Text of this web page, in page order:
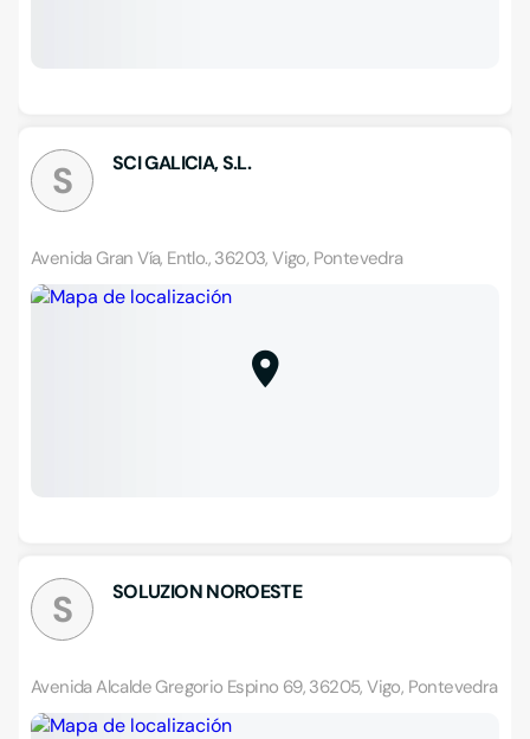
S SCI GALICIA, S.L.
Avenida Gran Vía, Entlo., 36203, Vigo, Pontevedra
S SOLUZION NOROESTE
Avenida Alcalde Gregorio Espino 69, 36205, Vigo, Pontevedra